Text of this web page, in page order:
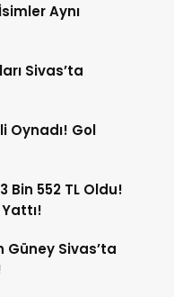
Aynı
Sivas’ta
Oynadı! Gol
Bin 552 TL Oldu!
Güney Sivas’ta